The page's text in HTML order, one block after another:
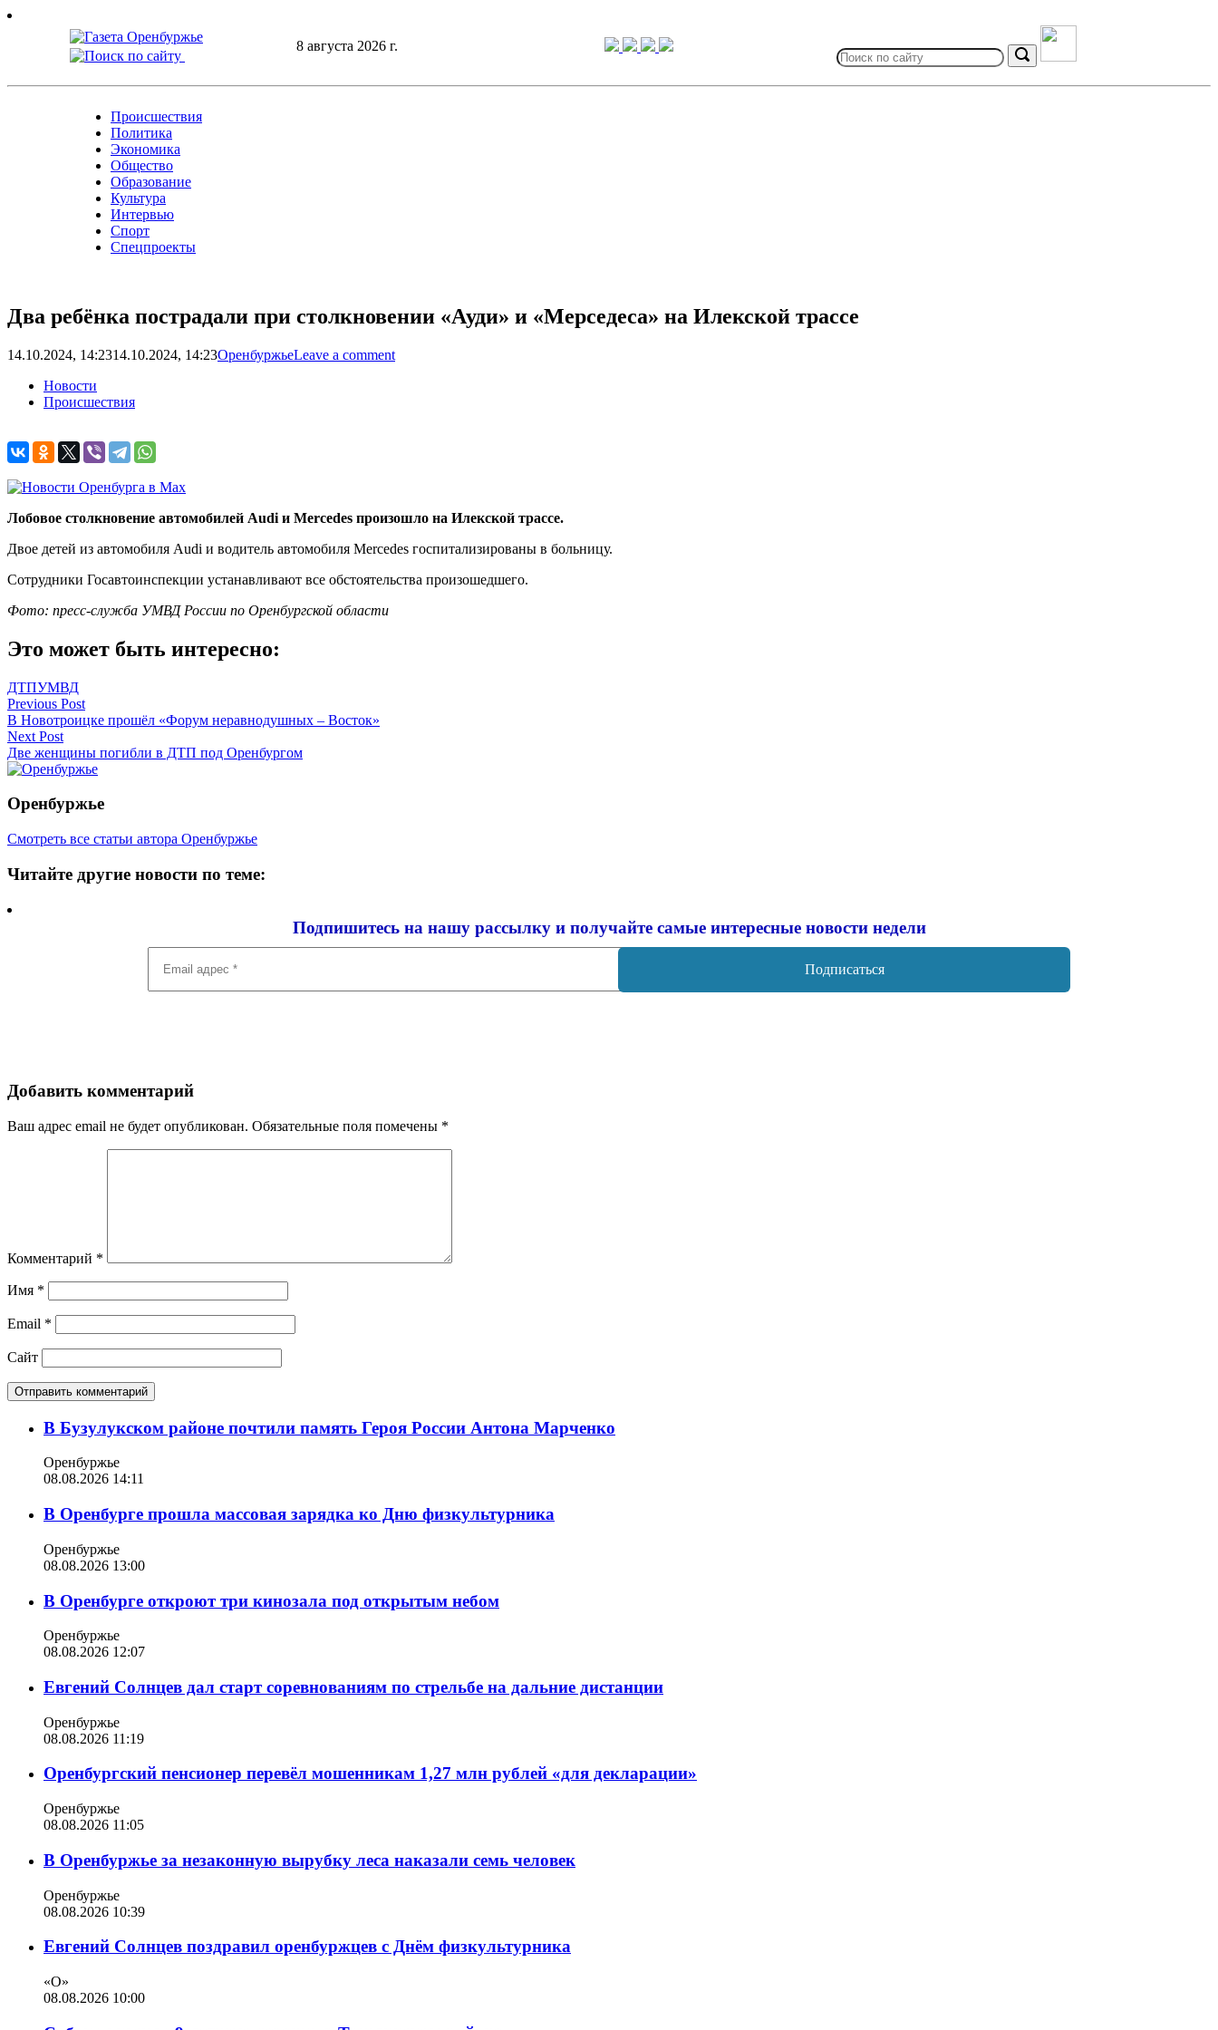
Skip
8 августа 2026 г.
for:
Search
Происшествия
Политика
Экономика
Общество
Образование
Культура
Интервью
Спорт
Спецпроекты
Два ребёнка пострадали при столкновении «Ауди» и «Мерседеса» на Илекской трассе
14.10.2024, 14:2314.10.2024, 14:23ОренбуржьеLeave a comment
Новости
Происшествия
Лобовое столкновение автомобилей Audi и Mercedes произошло на Илекской трассе.
Двое детей из автомобиля Audi и водитель автомобиля Mercedes госпитализированы в больницу.
Сотрудники Госавтоинспекции устанавливают все обстоятельства произошедшего.
Фото: пресс-служба УМВД России по Оренбургской области
Это может быть интересно:
ДТПУМВД
Навигация
по
записям
Previous Post
В Новотроицке прошёл «Форум неравнодушных – Восток»
Next Post
Две женщины погибли в ДТП под Оренбургом
Оренбуржье
Смотреть все статьи автора Оренбуржье
Читайте другие новости по теме:
Подпишитесь на нашу рассылку и получайте самые интересные новости недели
адрес
*
Добавить комментарий
Ваш адрес email не будет опубликован. Обязательные поля помечены *
Комментарий *
Имя *
Email *
Сайт
В Бузулукском районе почтили память Героя России Антона Марченко
Оренбуржье
08.08.2026 14:11
В Оренбурге прошла массовая зарядка ко Дню физкультурника
Оренбуржье
08.08.2026 13:00
В Оренбурге откроют три кинозала под открытым небом
Оренбуржье
08.08.2026 12:07
Евгений Солнцев дал старт соревнованиям по стрельбе на дальние дистанции
Оренбуржье
08.08.2026 11:19
Оренбургский пенсионер перевёл мошенникам 1,27 млн рублей «для декларации»
Оренбуржье
08.08.2026 11:05
В Оренбуржье за незаконную вырубку леса наказали семь человек
Оренбуржье
08.08.2026 10:39
Евгений Солнцев поздравил оренбуржцев с Днём физкультурника
«О»
08.08.2026 10:00